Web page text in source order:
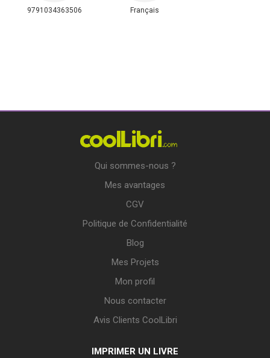
9791034363506 Français
Qui sommes-nous ?
Mes avantages
CGV
Politique de Confidentialité
Blog
Mes Projets
Mon profil
Nous contacter
Avis Clients CoolLibri
IMPRIMER UN LIVRE